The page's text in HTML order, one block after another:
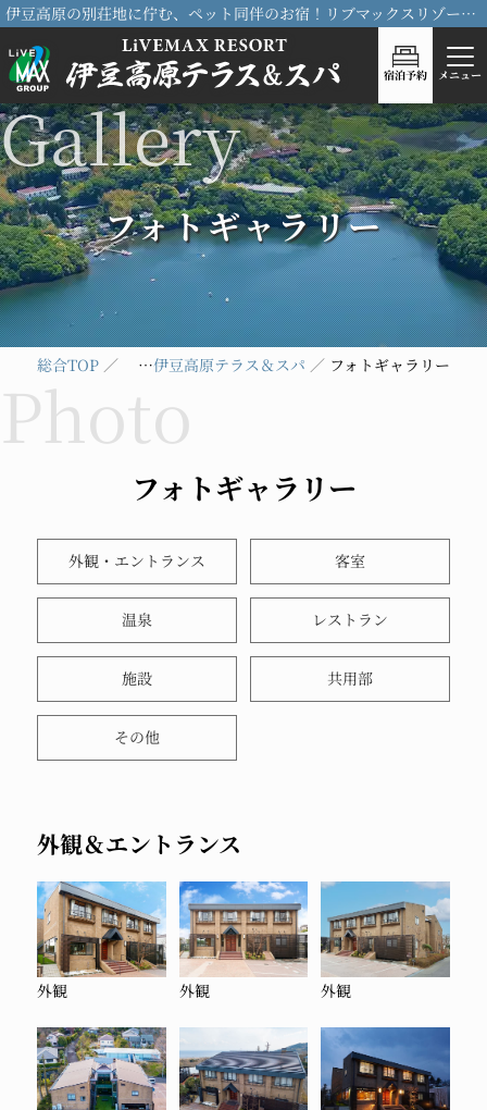
伊豆高原の別荘地に佇む、ペット同伴のお宿！リブマックスリゾート伊豆高原テラス＆スパ
宿泊予約 メニュー
フォトギャラリー
総合TOP リブマックスリゾート伊豆高原テラス＆スパ フォトギャラリー
フォトギャラリー
外観・エントランス 客室
温泉 レストラン
施設 共用部
その他
外観＆エントランス
外観 外観 外観